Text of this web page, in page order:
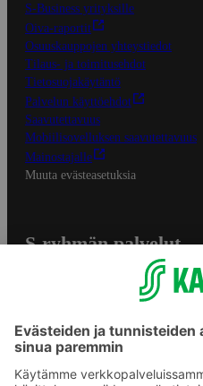
S-Business yrityksille
Oiva-raportit
Osuuskauppojen yhteystiedot
Tilaus- ja toimitusehdot
Tietosuojakäytäntö
Palvelun käyttöehdot
Saavutettavuus
Mobiilisovelluksen saavutettavuus
Mainostajalle
Muuta evästeasetuksia
S-ryhmän palvelut
Yhteishyvä Ruoka -sovellus
S-ostoslista -sovellus
Prisma.fi